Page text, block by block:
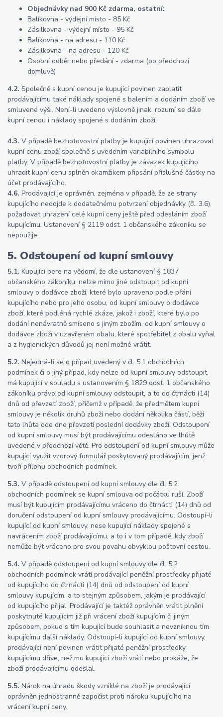
Objednávky nad 900 Kč zdarma, ostatní:
Balíkovna - výdejní místo - 85 Kč
Zásilkovna - výdejní místo - 95 Kč
Balíkovna - na adresu - 110 Kč
Zásilkovna - na adresu - 120 Kč
Osobní odběr nebo předání - zdarma (po předchozí
domluvě)
4.2. Společně s kupní cenou je kupující povinen zaplatit
prodávajícímu také náklady spojené s balením a dodáním zboží ve
smluvené výši. Není-li uvedeno výslovně jinak, rozumí se dále
kupní cenou i náklady spojené s dodáním zboží.
4.3. V případě bezhotovostní platby je kupující povinen uhrazovat
kupní cenu zboží společně s uvedením variabilního symbolu
platby. V případě bezhotovostní platby je závazek kupujícího
uhradit kupní cenu splněn okamžikem připsání příslušné částky na
účet prodávajícího.
4.6. Prodávající je oprávněn, zejména v případě, že ze strany
kupujícího nedojde k dodatečnému potvrzení objednávky (čl. 3.6),
požadovat uhrazení celé kupní ceny ještě před odesláním zboží
kupujícímu. Ustanovení § 2119 odst. 1 občanského zákoníku se
nepoužije.
5. Odstoupení od kupní smlouvy
5.1. Kupující bere na vědomí, že dle ustanovení § 1837
občanského zákoníku, nelze mimo jiné odstoupit od kupní
smlouvy o dodávce zboží, které bylo upraveno podle přání
kupujícího nebo pro jeho osobu, od kupní smlouvy o dodávce
zboží, které podléhá rychlé zkáze, jakož i zboží, které bylo po
dodání nenávratně smíseno s jiným zbožím, od kupní smlouvy o
dodávce zboží v uzavřeném obalu, které spotřebitel z obalu vyňal
a z hygienických důvodů jej není možné vrátit.
5.2. Nejedná-li se o případ uvedený v čl. 5.1 obchodních
podmínek či o jiný případ, kdy nelze od kupní smlouvy odstoupit,
má kupující v souladu s ustanovením § 1829 odst. 1 občanského
zákoníku právo od kupní smlouvy odstoupit, a to do čtrnácti (14)
dnů od převzetí zboží, přičemž v případě, že předmětem kupní
smlouvy je několik druhů zboží nebo dodání několika částí, běží
tato lhůta ode dne převzetí poslední dodávky zboží. Odstoupení
od kupní smlouvy musí být prodávajícímu odesláno ve lhůtě
uvedené v předchozí větě. Pro odstoupení od kupní smlouvy může
kupující využit vzorový formulář poskytovaný prodávajícím, jenž
tvoří přílohu obchodních podmínek.
5.3. V případě odstoupení od kupní smlouvy dle čl. 5.2
obchodních podmínek se kupní smlouva od počátku ruší. Zboží
musí být kupujícím prodávajícímu vráceno do čtrnácti (14) dnů od
doručení odstoupení od kupní smlouvy prodávajícímu. Odstoupí-li
kupující od kupní smlouvy, nese kupující náklady spojené s
navrácením zboží prodávajícímu, a to i v tom případě, kdy zboží
nemůže být vráceno pro svou povahu obvyklou poštovní cestou.
5.4. V případě odstoupení od kupní smlouvy dle čl. 5.2
obchodních podmínek vrátí prodávající peněžní prostředky přijaté
od kupujícího do čtrnácti (14) dnů od odstoupení od kupní
smlouvy kupujícím, a to stejným způsobem, jakým je prodávající
od kupujícího přijal. Prodávající je taktéž oprávněn vrátit plnění
poskytnuté kupujícím již při vrácení zboží kupujícím či jiným
způsobem, pokud s tím kupující bude souhlasit a nevzniknou tím
kupujícímu další náklady. Odstoupí-li kupující od kupní smlouvy,
prodávající není povinen vrátit přijaté peněžní prostředky
kupujícímu dříve, než mu kupující zboží vrátí nebo prokáže, že
zboží prodávajícímu odeslal.
5.5. Nárok na úhradu škody vzniklé na zboží je prodávající
oprávněn jednostranně započíst proti nároku kupujícího na
vrácení kupní ceny.